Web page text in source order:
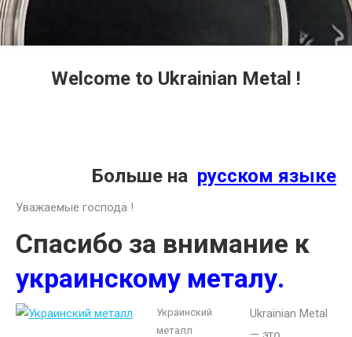
Welcome to Ukrainian Metal !
Больше на русском языке
Уважаемые господа !
Спасибо за внимание к
украинскому металу.
Украинский
металл
Ukrainian Metal